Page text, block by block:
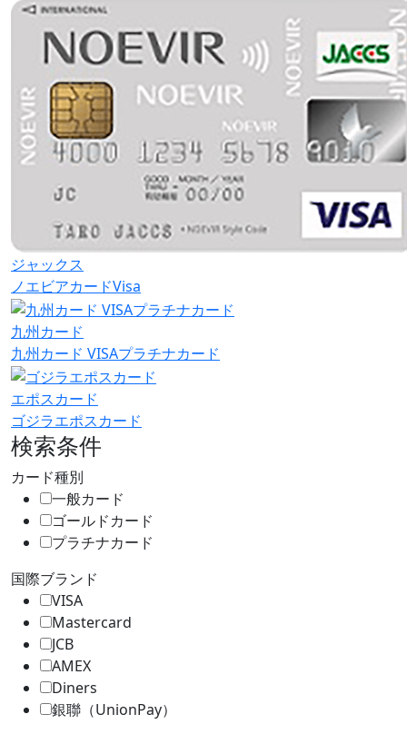
ジャックス
ノエビアカードVisa
九州カード
九州カード VISAプラチナカード
エポスカード
ゴジラエポスカード
検索条件
カード種別
一般カード
ゴールドカード
プラチナカード
国際ブランド
VISA
Mastercard
JCB
AMEX
Diners
銀聯（UnionPay）